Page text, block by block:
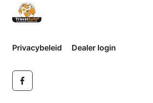
Privacybeleid Dealer login